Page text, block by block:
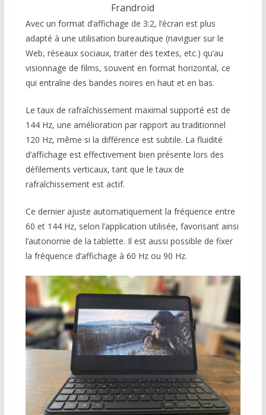
Frandroid
Avec un format d’affichage de 3:2, l’écran est plus
adapté à une utilisation bureautique (naviguer sur le
Web, réseaux sociaux, traiter des textes, etc.) qu’au
visionnage de films, souvent en format horizontal, ce
qui entraîne des bandes noires en haut et en bas.
Le taux de rafraîchissement maximal supporté est de
144 Hz, une amélioration par rapport au traditionnel
120 Hz, même si la différence est subtile. La fluidité
d’affichage est effectivement bien présente lors des
défilements verticaux, tant que le taux de
rafraîchissement est actif.
Ce dernier ajuste automatiquement la fréquence entre
60 et 144 Hz, selon l’application utilisée, favorisant ainsi
l’autonomie de la tablette. Il est aussi possible de fixer
la fréquence d’affichage à 60 Hz ou 90 Hz.